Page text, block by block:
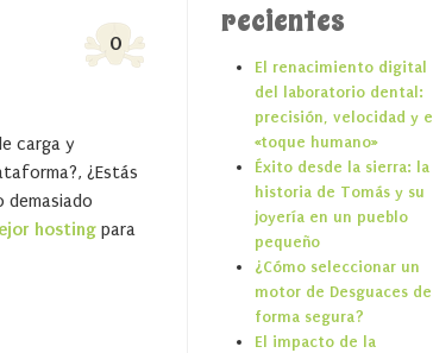
0
carga y
¿Estás
demasiado
hosting para
recientes
El renacimiento digital
del laboratorio dental:
precisión, velocidad y el
«toque humano»
Éxito desde la sierra: la
historia de Tomás y su
joyería en un pueblo
pequeño
¿Cómo seleccionar un
motor de Desguaces de
forma segura?
El impacto de la